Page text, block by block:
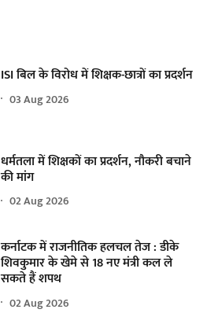
ISI बिल के विरोध में शिक्षक-छात्रों का प्रदर्शन
03 Aug 2026
धर्मतला में शिक्षकों का प्रदर्शन, नौकरी बचाने
की मांग
02 Aug 2026
कर्नाटक में राजनीतिक हलचल तेज : डीके
शिवकुमार के खेमे से 18 नए मंत्री कल ले
सकते हैं शपथ
02 Aug 2026